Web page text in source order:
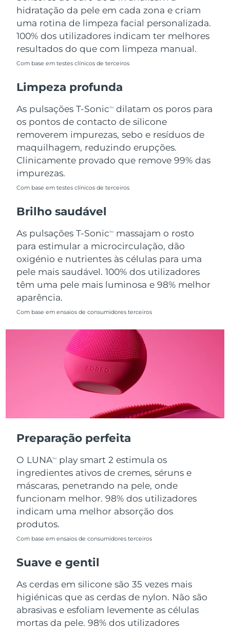
hidratação da pele em cada zona e criam
uma rotina de limpeza facial personalizada.
100% dos utilizadores indicam ter melhores
resultados do que com limpeza manual.
Com base em testes clínicos de terceiros
Limpeza profunda
As pulsações T-SonicTM
dilatam os poros para
os pontos de contacto de silicone
removerem impurezas, sebo e resíduos de
maquilhagem, reduzindo erupções.
Clinicamente provado que remove 99% das
impurezas.
Com base em testes clínicos de terceiros
Brilho saudável
As pulsações T-SonicTM
massajam o rosto
para estimular a microcirculação, dão
oxigénio e nutrientes às células para uma
pele mais saudável. 100% dos utilizadores
têm uma pele mais luminosa e 98% melhor
aparência.
Com base em ensaios de consumidores terceiros
Preparação perfeita
O LUNATM
play smart 2 estimula os
ingredientes ativos de cremes, séruns e
máscaras, penetrando na pele, onde
funcionam melhor. 98% dos utilizadores
indicam uma melhor absorção dos
produtos.
Com base em ensaios de consumidores terceiros
Suave e gentil
As cerdas em silicone são 35 vezes mais
higiénicas que as cerdas de nylon. Não são
abrasivas e esfoliam levemente as células
mortas da pele. 98% dos utilizadores
Omã Entrega prevista8/13/26
Filipinas Entrega prevista
Entrega prevista
Portugal
Porto Rico
Catar
Reunião Entrega prevista
Romênia
Singapura Entrega prevista
Eslováquia Entrega prevista8/10/26
Eslovênia
Coreia do Sul Entrega prevista
Entrega prevista
Suíça Entrega prevista8/10/26
Taiwan
Tailândia
Turquia Entrega prevista
Emirados Árabes
Unidos
Uzbequistão Entrega prevista8/15/26
Vietnã Entrega prevista